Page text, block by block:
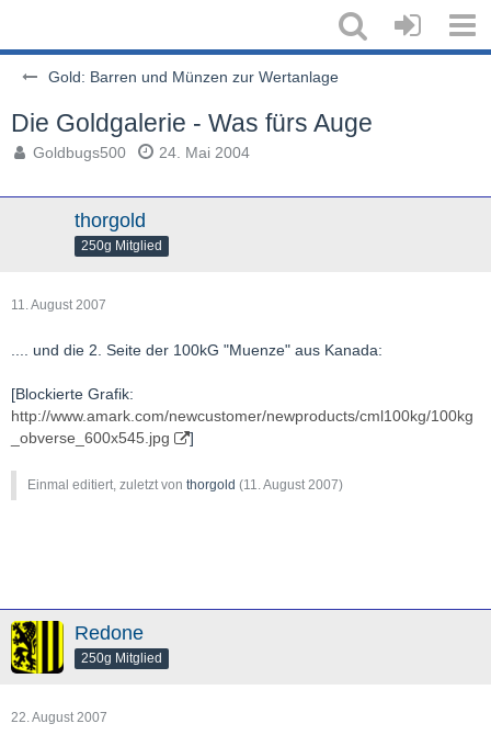
Gold: Barren und Münzen zur Wertanlage
Die Goldgalerie - Was fürs Auge
Goldbugs500 24. Mai 2004
thorgold
250g Mitglied
11. August 2007
.... und die 2. Seite der 100kG "Muenze" aus Kanada:
[Blockierte Grafik:
http://www.amark.com/newcustomer/newproducts/cml100kg/100kg
_obverse_600x545.jpg
]
Einmal editiert, zuletzt von thorgold (11. August 2007)
Redone
250g Mitglied
22. August 2007